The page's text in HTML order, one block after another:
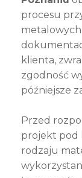
procesu
klienta,
zgodność
późniejsze
Przed
projekt pod
rodzaju